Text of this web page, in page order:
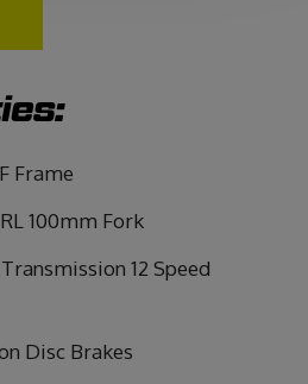
Frame
100mm Fork
12 Speed
Disc Brakes